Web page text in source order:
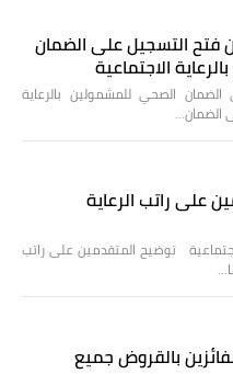
فتح التسجيل على الضمان
الاجتماعية
الصحي للمشمولين بالرعاية
الضمان…
على راتب الرعاية
توضيح المتقدمين على راتب
بالقروض جميع